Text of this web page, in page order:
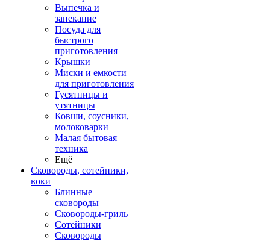
Выпечка и
запекание
Посуда для
быстрого
приготовления
Крышки
Миски и емкости
для приготовления
Гусятницы и
утятницы
Ковши, соусники,
молоковарки
Малая бытовая
техника
Ещё
Сковороды, сотейники,
воки
Блинные
сковороды
Сковороды-гриль
Сотейники
Сковороды